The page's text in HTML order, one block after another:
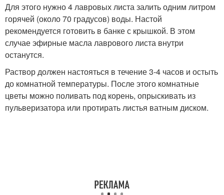
Для этого нужно 4 лавровых листа залить одним литром
горячей (около 70 градусов) воды. Настой
рекомендуется готовить в банке с крышкой. В этом
случае эфирные масла лаврового листа внутри
останутся.
Раствор должен настояться в течение 3-4 часов и остыть
до комнатной температуры. После этого комнатные
цветы можно поливать под корень, опрыскивать из
пульверизатора или протирать листья ватным диском.